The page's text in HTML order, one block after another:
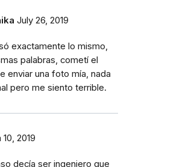
July 26, 2019
exactamente lo mismo,
palabras, cometí el
enviar una foto mía, nada
pero me siento terrible.
2019
decía ser ingeniero que